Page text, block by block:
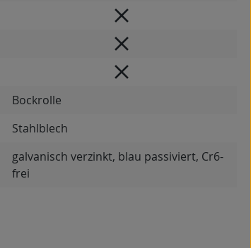
Bockrolle
Stahlblech
galvanisch verzinkt, blau passiviert, Cr6-
frei